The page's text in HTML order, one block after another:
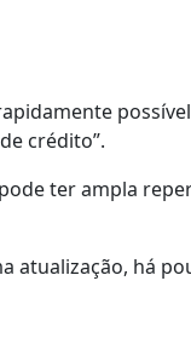
crédito”.
ter ampla
atualização, há